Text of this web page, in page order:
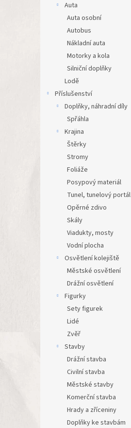
Auta
Auta osobní
Autobus
Nákladní auta
Motorky a kola
Silniční doplňky
Lodě
Příslušenství
Doplňky, náhradní díly
Spřáhla
Krajina
Štěrky
Stromy
Foliáže
Posypový materiál
Tunel, tunelový portál
Opěrné zdivo
Skály
Viadukty, mosty
Vodní plocha
Osvětlení kolejiště
Městské osvětlení
Drážní osvětlení
Figurky
Sety figurek
Lidé
Zvěř
Stavby
Drážní stavba
Civilní stavba
Městské stavby
Komerční stavba
Hrady a zříceniny
Doplňky ke stavbám